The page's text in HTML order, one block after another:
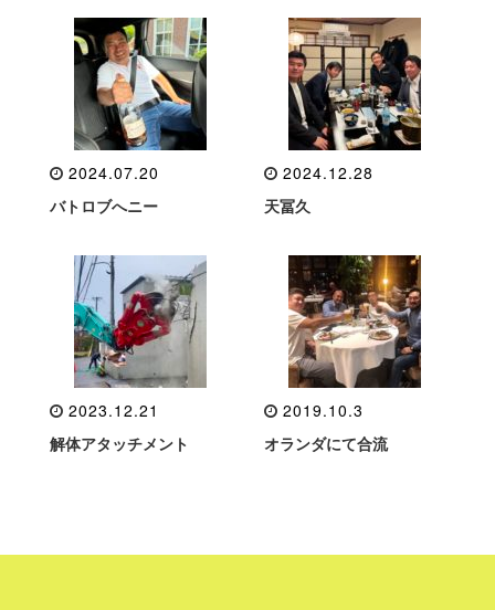
2024.07.20
バトロブへニー
2024.12.28
天冨久
2023.12.21
解体アタッチメント
2019.10.3
オランダにて合流